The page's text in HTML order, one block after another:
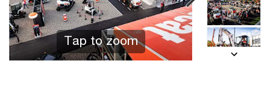
Tap to zoom